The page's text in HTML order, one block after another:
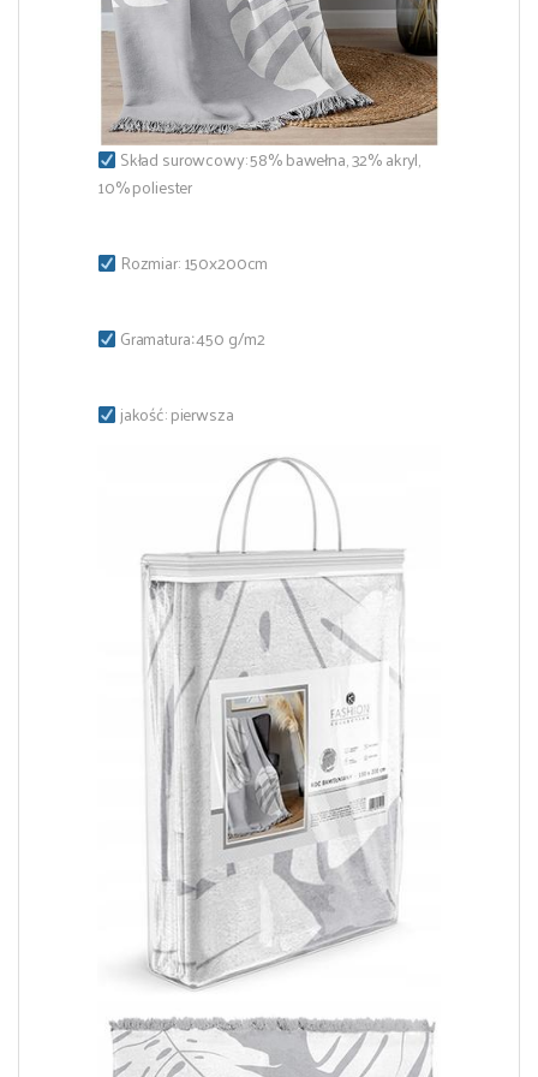
Skład surowcowy: 58% bawełna, 32% akryl,
10% poliester
Rozmiar: 150x200cm
Gramatura:450 g/m2
jakość: pierwsza